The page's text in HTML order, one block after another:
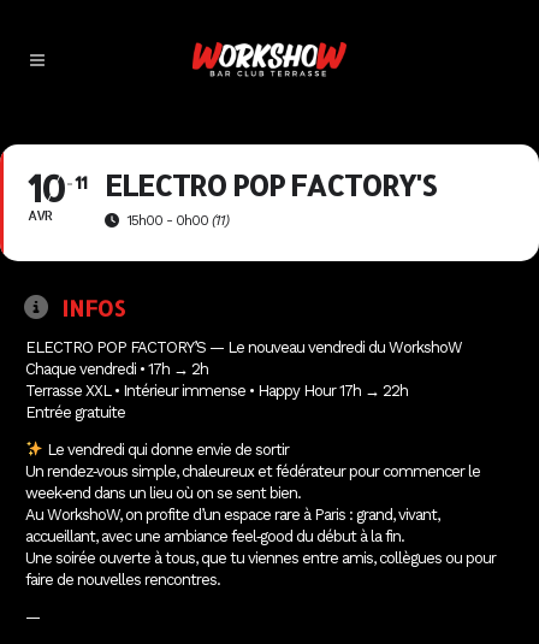
10
AVR
11 ELECTRO POP FACTORY'S
15h00 - 0h00 (11)
INFOS
ELECTRO POP FACTORY’S — Le nouveau vendredi du WorkshoW
Chaque vendredi • 17h → 2h
Terrasse XXL • Intérieur immense • Happy Hour 17h → 22h
Entrée gratuite
Le vendredi qui donne envie de sortir
Un rendez‑vous simple, chaleureux et fédérateur pour commencer le
week‑end dans un lieu où on se sent bien.
Au WorkshoW, on profite d’un espace rare à Paris : grand, vivant,
accueillant, avec une ambiance feel‑good du début à la fin.
Une soirée ouverte à tous, que tu viennes entre amis, collègues ou pour
faire de nouvelles rencontres.
—